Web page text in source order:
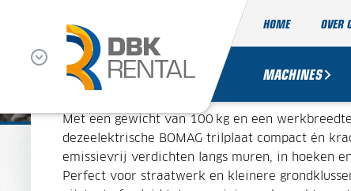
HOME OVER
MACHINES
ELEKTRISCHE
Met een gewicht van 100 kg en een
dezeelektrische BOMAG trilplaat compact én
emissievrij verdichten langs muren, in hoeken
Perfect voor straatwerk en kleinere